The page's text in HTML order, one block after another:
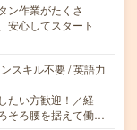
ン作業がたくさ
安心してスタート
スキル不要 / 英語力
たい方歓迎！／経
そろ腰を据えて働…